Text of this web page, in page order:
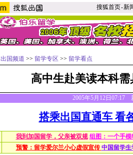
搜狐首页-新
出国频道 >> 留学专区 >> 留学看点
高中生赴美读本科
2005年5月12日07:17
搭乘出国直通车 看
我到加国留学，父亲被双规 组图：一个手
预警：留学爱尔兰小心虚假宣传 中国留学